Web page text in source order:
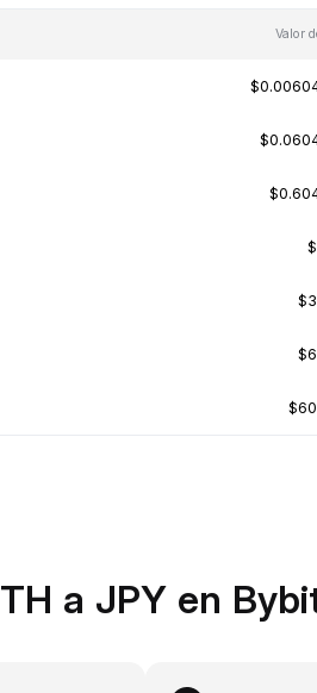
Valor
a JPY en